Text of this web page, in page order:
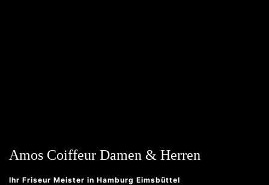
Amos Coiffeur Damen & Herren
Ihr Friseur Meister in Hamburg Eimsbüttel